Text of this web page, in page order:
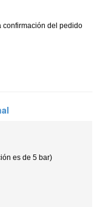
confirmación del pedido
es de 5 bar)